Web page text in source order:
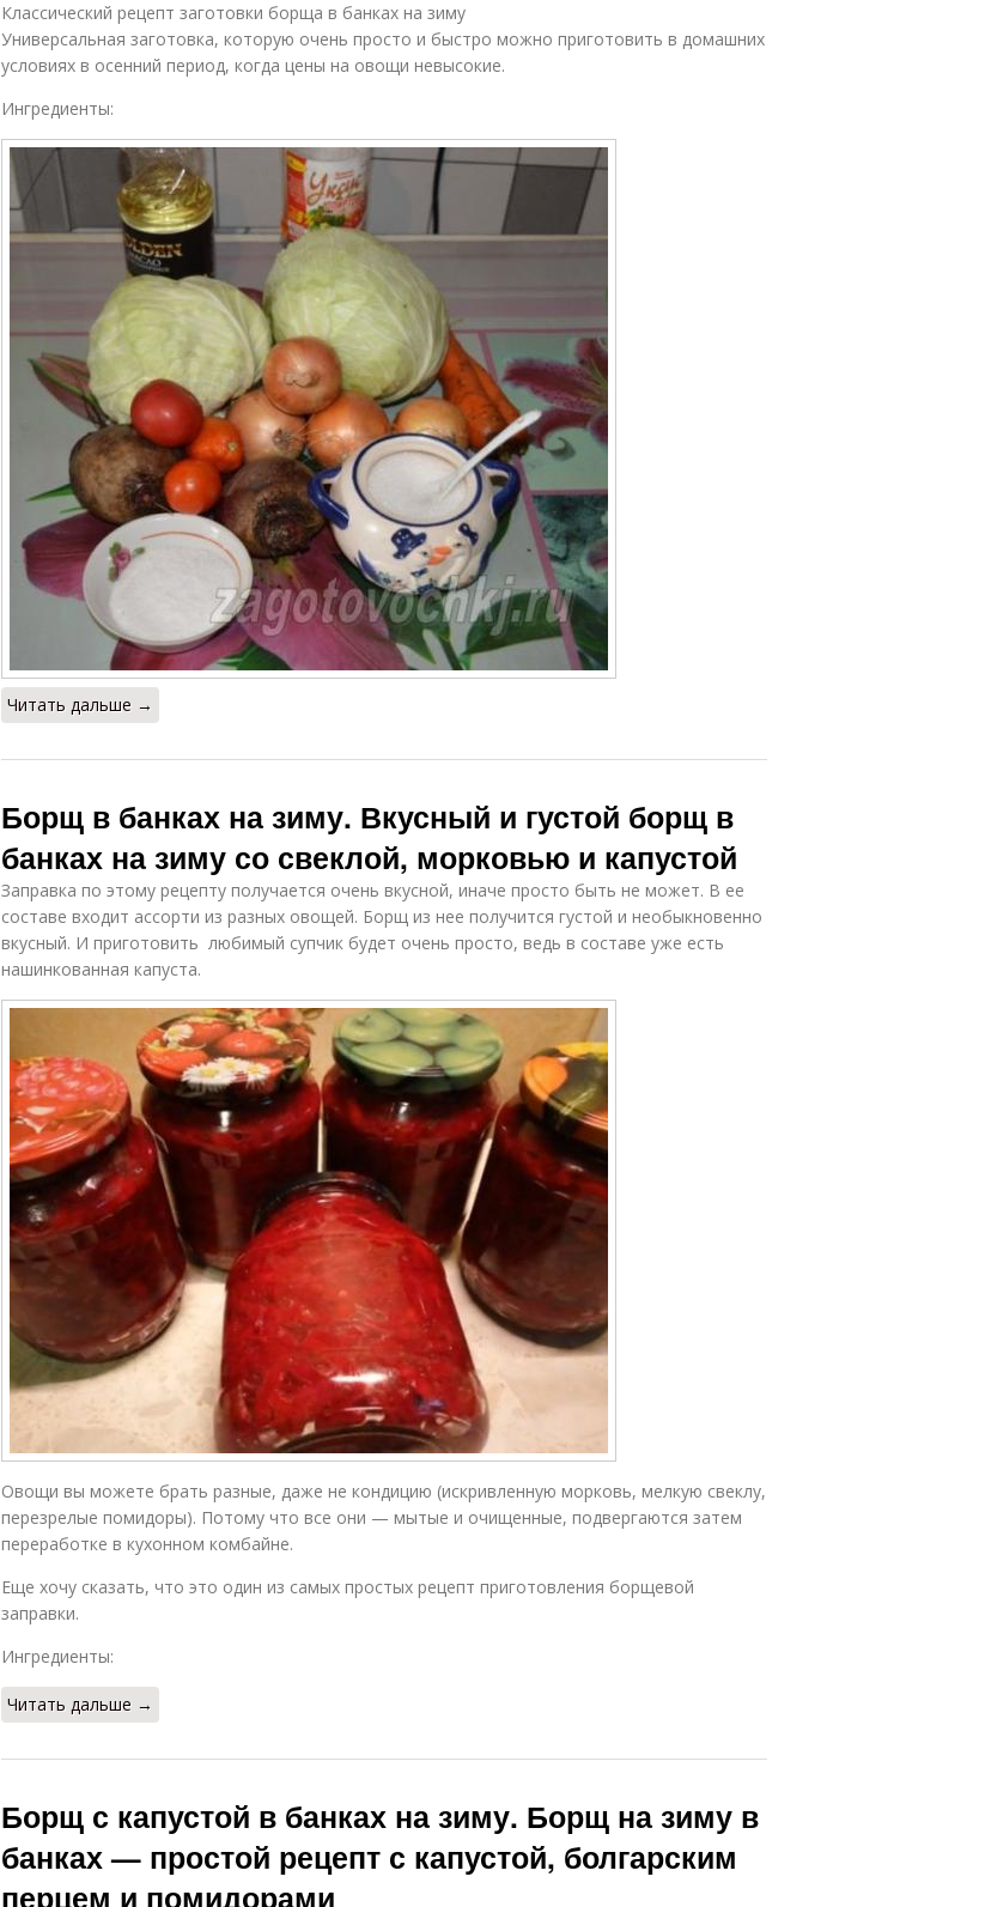
Классический рецепт заготовки борща в банках на зиму
Универсальная заготовка, которую очень просто и быстро можно приготовить в домашних
условиях в осенний период, когда цены на овощи невысокие.
Ингредиенты:
Читать дальше →
Борщ в банках на зиму. Вкусный и густой борщ в
банках на зиму со свеклой, морковью и капустой
Заправка по этому рецепту получается очень вкусной, иначе просто быть не может. В ее
составе входит ассорти из разных овощей. Борщ из нее получится густой и необыкновенно
вкусный. И приготовить любимый супчик будет очень просто, ведь в составе уже есть
нашинкованная капуста.
Овощи вы можете брать разные, даже не кондицию (искривленную морковь, мелкую свеклу,
перезрелые помидоры). Потому что все они — мытые и очищенные, подвергаются затем
переработке в кухонном комбайне.
Еще хочу сказать, что это один из самых простых рецепт приготовления борщевой
заправки.
Ингредиенты:
Читать дальше →
Борщ с капустой в банках на зиму. Борщ на зиму в
банках — простой рецепт с капустой, болгарским
перцем и помидорами